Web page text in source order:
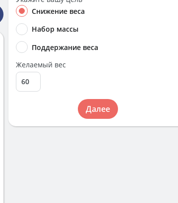
Снижение веса
Набор массы
Поддержание веса
Желаемый вес
Далее